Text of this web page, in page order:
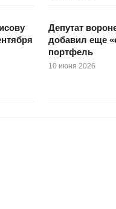
Депутат
добавил еще
портфель
10 июня 2026